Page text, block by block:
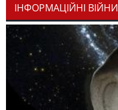
ІНФОРМАЦІЙНІ ВІЙНИ